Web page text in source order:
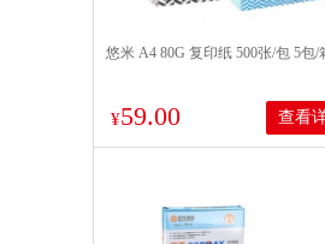
悠米 A4 80G 复印纸 500张/包 5包/
¥59.00 查看